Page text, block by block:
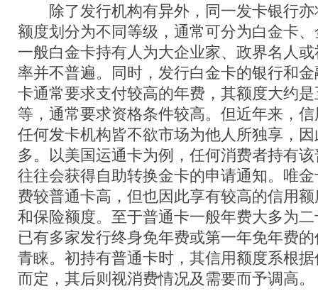
除了发行机构有异外，同一发卡银行亦
额度划分为不同等级，通常可分为白金卡
一般白金卡持有人为大企业家、政界名人
率并不普遍。同时，发行白金卡的银行和
卡通常要求支付较高的年费，其额度大约
等，通常要求资格条件较高。但近年来，
任何发卡机构皆不欲市场为他人所独享，
多。以美国运通卡为例，任何消费者持有
往往会获得自助转换金卡的申请通知。唯
费较普通卡高，但也因此享有较高的信用
和保险额度。至于普通卡一般年费大多为
已有多家发行终身免年费或第一年免年费
青睐。初持有普通卡时，其信用额度系根
而定，其后则视消费情况及需要而予调高。